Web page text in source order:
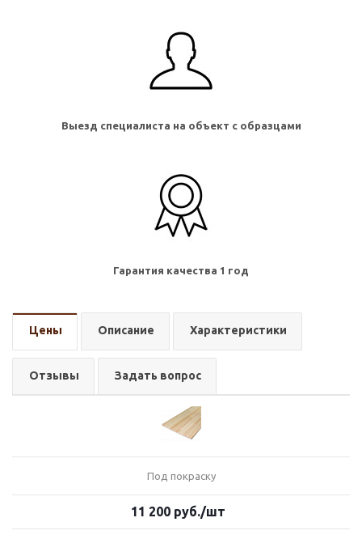
Выезд специалиста на объект с образцами
Гарантия качества 1 год
Цены Описание Характеристики
Отзывы Задать вопрос
Под покраску
11 200 руб./шт